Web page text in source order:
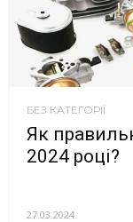
БЕЗ КАТЕГОРІЇ
Як
2024 році?
27.03.2024